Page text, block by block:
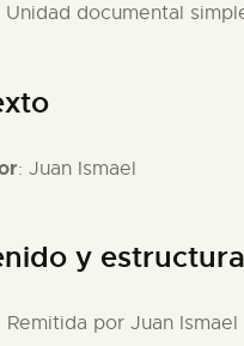
Unidad documental
: Juan Ismael
y estructura
Remitida por Juan